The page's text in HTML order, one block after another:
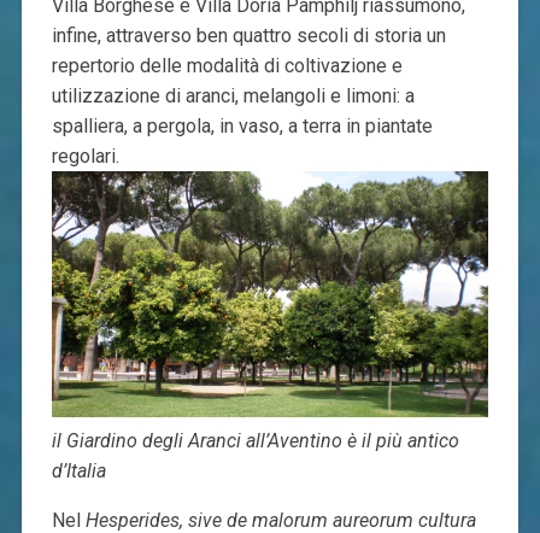
Villa Borghese e Villa Doria Pamphilj riassumono,
infine, attraverso ben quattro secoli di storia un
repertorio delle modalità di coltivazione e
utilizzazione di aranci, melangoli e limoni: a
spalliera, a pergola, in vaso, a terra in piantate
regolari.
il Giardino degli Aranci all’Aventino è il più antico
d’Italia
Nel Hesperides, sive de malorum aureorum cultura